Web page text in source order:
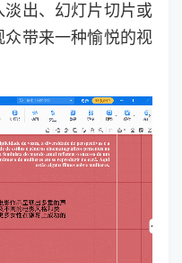
出、幻灯片切片或
带来一种愉悦的视